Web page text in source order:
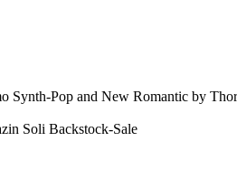
Synth-Pop and New Romantic by
Soli Backstock-Sale